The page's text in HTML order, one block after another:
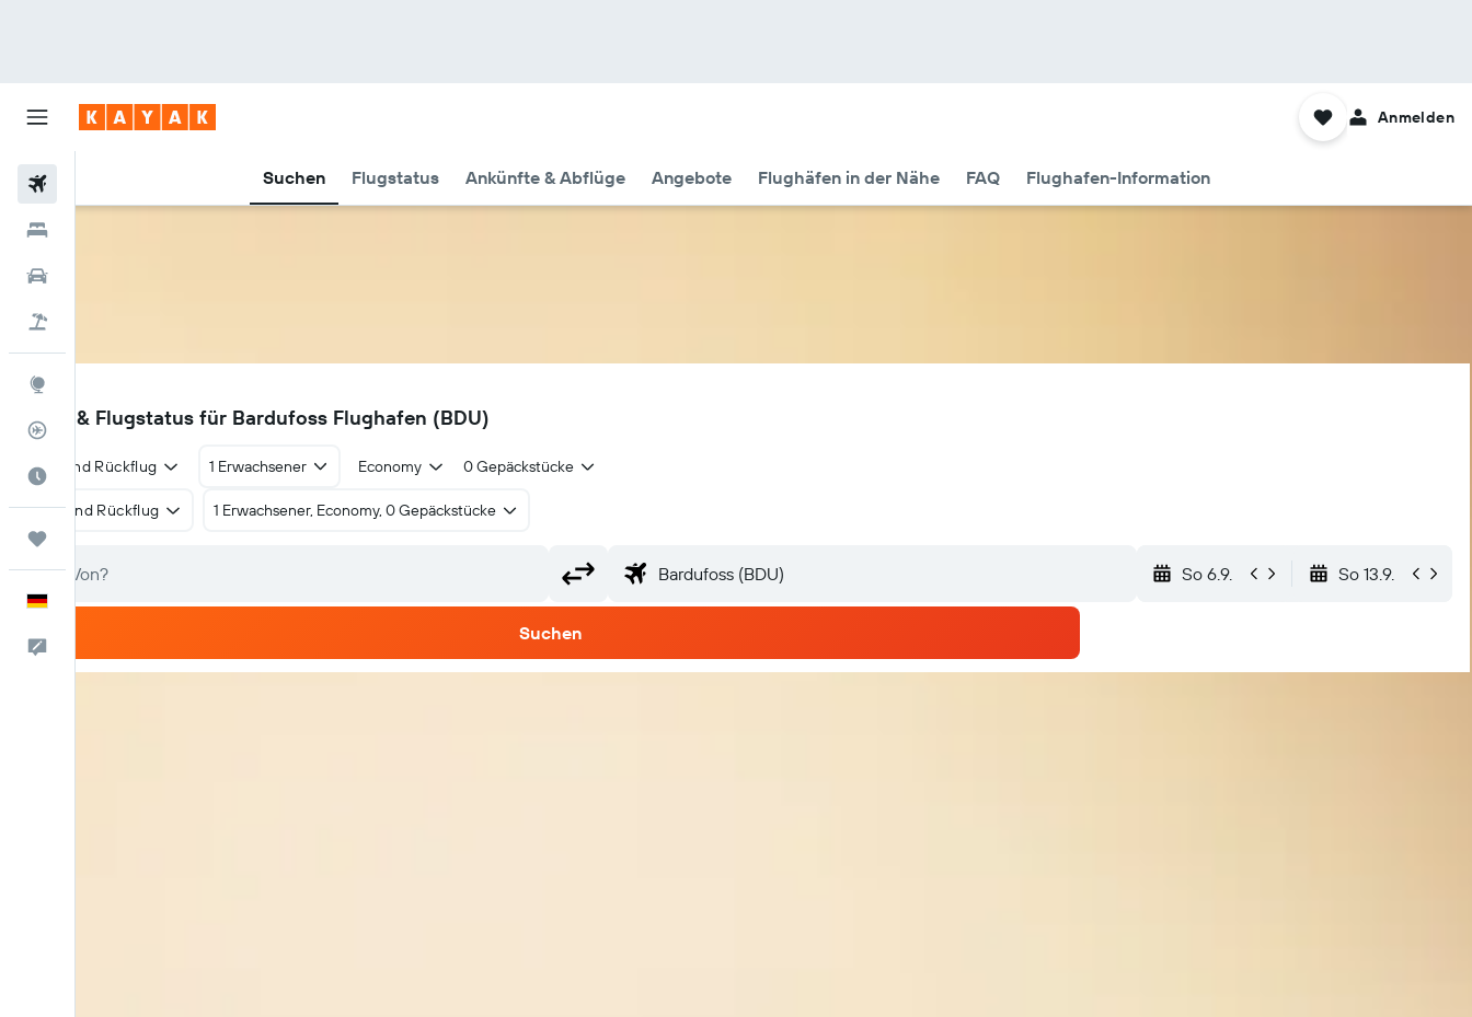
Suchen Flugstatus Ankünfte & Abflüge Angebote Flughäfen in der Nähe FAQ Flughafen-Information
Anmelden
Flugstatus
Die beste Zeit zum Reisen
BDU
Flüge & Flugstatus für Bardufoss Flughafen (BDU)
Hin- und Rückflug 1 Erwachsener Economy 0 Gepäckstücke
Hin- und Rückflug 1 Erwachsener, Economy, 0 Gepäckstücke
So 6.9. So 13.9.
Suchen